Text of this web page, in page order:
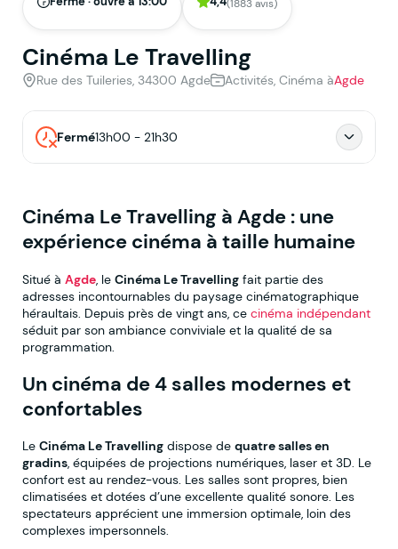
(1883 avis)
Cinéma Le Travelling
Rue des Tuileries, 34300 Agde Activités, Cinéma àAgde
Fermé13h00 - 21h30
Cinéma Le Travelling à Agde : une
expérience cinéma à taille humaine
Situé à Agde , le Cinéma Le Travelling fait partie des
adresses incontournables du paysage cinématographique
héraultais. Depuis près de vingt ans, ce cinéma indépendant
séduit par son ambiance conviviale et la qualité de sa
programmation.
Un cinéma de 4 salles modernes et
confortables
Le Cinéma Le Travelling dispose de quatre salles en
gradins, équipées de projections numériques, laser et 3D. Le
confort est au rendez-vous. Les salles sont propres, bien
climatisées et dotées d’une excellente qualité sonore. Les
spectateurs apprécient une immersion optimale, loin des
complexes impersonnels.